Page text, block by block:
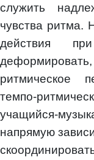
служить
чувства ритма.
действия
ритмическое
темпо-
учащийся-
напрямую